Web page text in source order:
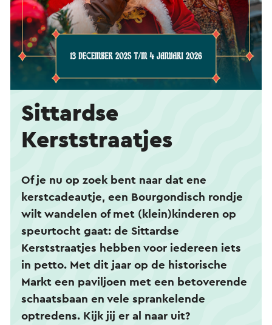
Sittardse
Kerststraatjes
Of je nu op zoek bent naar dat ene
kerstcadeautje, een Bourgondisch rondje
wilt wandelen of met (klein)kinderen op
speurtocht gaat: de Sittardse
Kerststraatjes hebben voor iedereen iets
in petto. Met dit jaar op de historische
Markt een paviljoen met een betoverende
schaatsbaan en vele sprankelende
optredens. Kijk jij er al naar uit?